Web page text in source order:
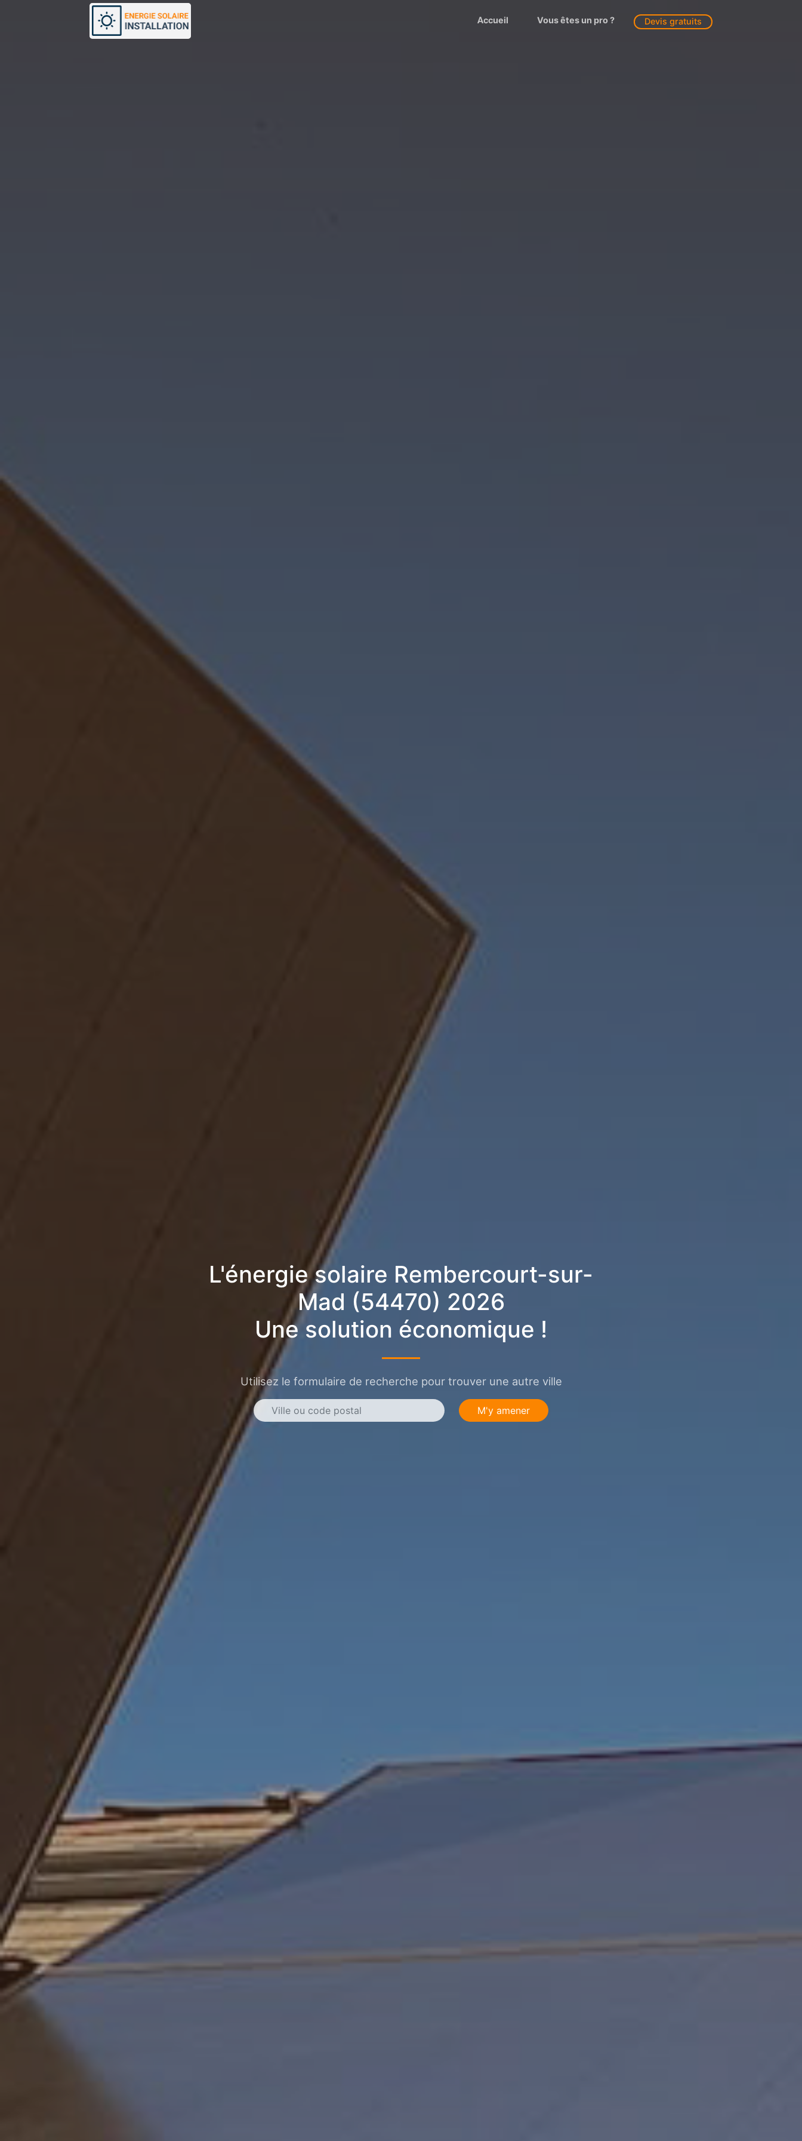
Accueil Vous êtes un pro ? Devis gratuits
L'énergie solaire Rembercourt-sur-
Mad (54470) 2026
Une solution économique !
Utilisez le formulaire de recherche pour trouver une autre ville
M'y amener